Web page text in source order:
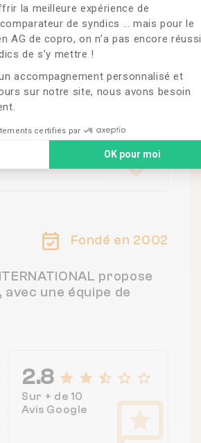
la meilleure expérience de
de syndics … mais pour le
AG de copro, on n’a pas encore réussi
de s’y mettre !
accompagnement personnalisé et
sur notre site, nous avons besoin
certifiés par
OK pour moi
Axeptio consent
Fondé en 2002
propose
une équipe de
2.8
Sur + de 10
Avis Google